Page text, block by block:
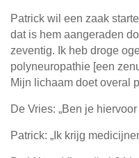
Patrick wil een zaak
dat is hem aangeraden
zeventig. Ik heb droge
polyneuropathie [een
Mijn lichaam doet overal
De Vries: „Ben je
Patrick: „Ik krijg